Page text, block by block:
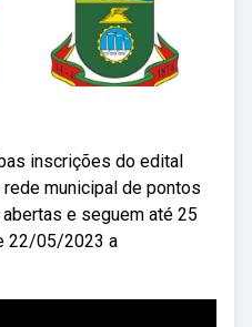
inscrições do edital
municipal de pontos
e seguem até 25
22/05/2023 a